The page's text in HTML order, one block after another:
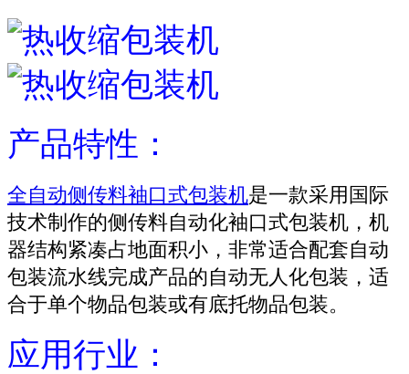
产品特性：
全自动侧传料袖口式包装机是一款采用国际
技术制作的侧传料自动化袖口式包装机，机
器结构紧凑占地面积小，非常适合配套自动
包装流水线完成产品的自动无人化包装，适
合于单个物品包装或有底托物品包装。
应用行业：